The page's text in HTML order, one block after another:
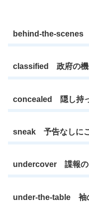
behind-the-scenes
classified 政府の機
concealed 隠し持
sneak 予告なしに
undercover 諜報の
under-the-table 袖